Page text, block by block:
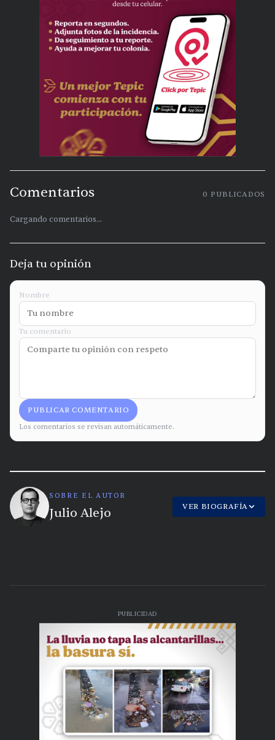
Comentarios 0 PUBLICADOS
Cargando comentarios...
Deja tu opinión
Nombre
Tu comentario
PUBLICAR COMENTARIO
Los comentarios se revisan automáticamente.
SOBRE EL AUTOR
Julio Alejo VER BIOGRAFÍA
PUBLICIDAD